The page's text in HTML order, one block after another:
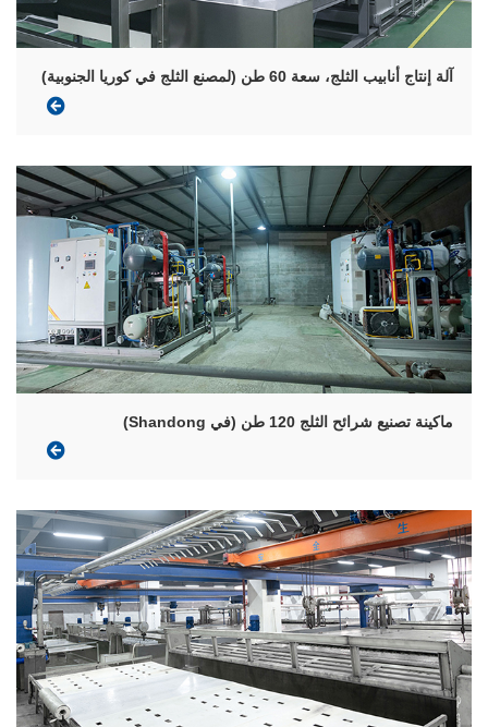
آلة إنتاج أنابيب الثلج، سعة 60 طن (لمصنع الثلج في كوريا الجنوبية)
ماكينة تصنيع شرائح الثلج 120 طن (في Shandong)